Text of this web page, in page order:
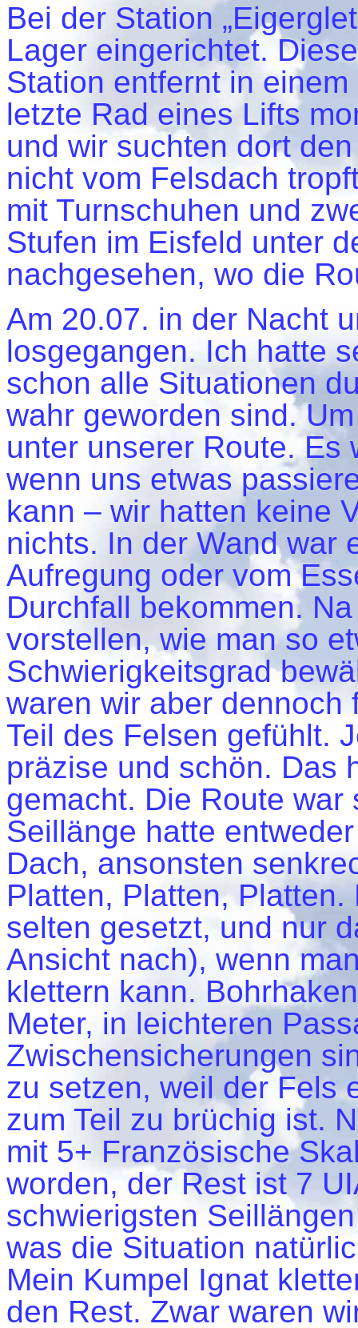
Bei der Station
Lager eingerichtet.
Station entfernt in
letzte Rad eines Lifts
und wir suchten dort
nicht vom Felsdach
mit Turnschuhen und
Stufen im Eisfeld unter
nachgesehen, wo die
Am 20.07. in der Nacht
losgegangen. Ich hatte
schon alle Situationen
wahr geworden sind.
unter unserer Route. Es
wenn uns etwas
kann – wir hatten keine
nichts. In der Wand war
Aufregung oder vom
Durchfall bekommen.
vorstellen, wie man so
Schwierigkeitsgrad
waren wir aber
Teil des Felsen gefühlt.
präzise und schön. Das
gemacht. Die Route war
Seillänge hatte
Dach, ansonsten
Platten, Platten,
selten gesetzt, und nur
Ansicht nach), wenn
klettern kann.
Meter, in leichteren
Zwischensicherungen
zu setzen, weil der Fels
zum Teil zu brüchig ist.
mit 5+ Französische
worden, der Rest ist 7
schwierigsten
was die Situation
Mein Kumpel Ignat
den Rest. Zwar waren